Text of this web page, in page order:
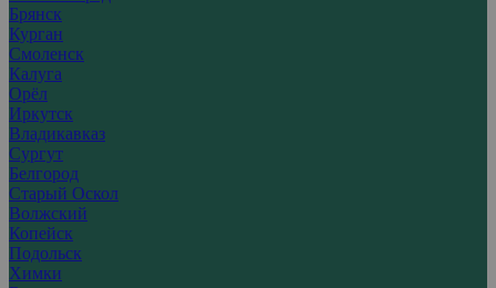
Брянск
Курган
Смоленск
Калуга
Орёл
Иркутск
Владикавказ
Сургут
Белгород
Старый Оскол
Волжский
Копейск
Подольск
Химки